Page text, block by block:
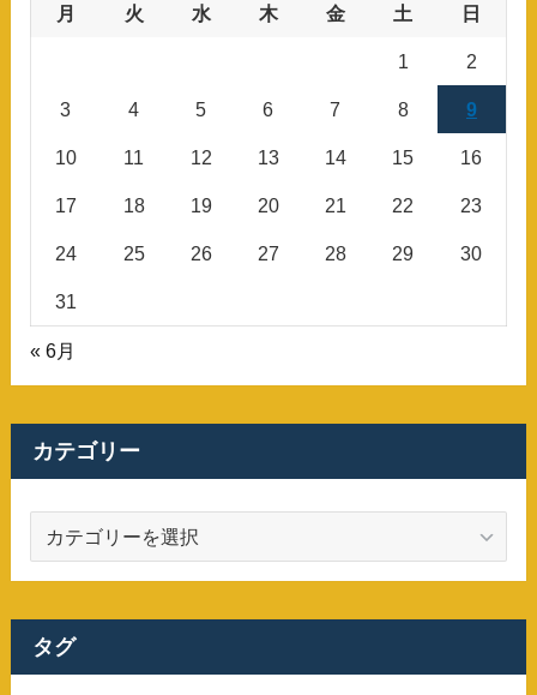
月 火 水 木 金 土 日
1 2
3 4 5 6 7 8 9
10 11 12 13 14 15 16
17 18 19 20 21 22 23
24 25 26 27 28 29 30
31
« 6月
カテゴリー
ゴ
リ
ー
タグ